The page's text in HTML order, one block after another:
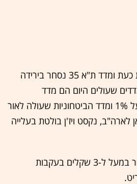
הירידות בת"א מתמתנות כעת ומדד ת"א 35 נסחר בירידה
המדדים שעולים היום הם מדד
הטכנולוגיה שעולה במעל 1% ומדד הביטחוניות שעולה לאור
לארה"ב, נקסט ויז'ן בולטת בעלייה
שער השקל נחלש ונסחר במעל ל-3 שקלים בעקבות